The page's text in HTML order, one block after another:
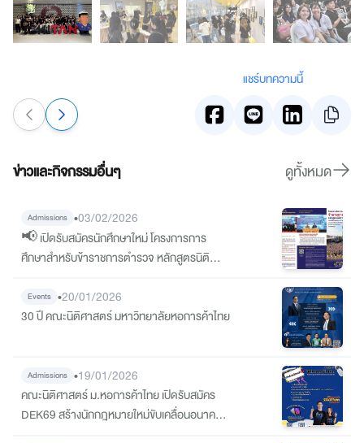
แชร์บทความนี้
ข่าวและกิจกรรมอื่นๆ ดูทั้งหมด
Admissions •03/02/2026
📢 เปิดรับสมัครนักศึกษาใหม่ โครงการการ
ศึกษาสำหรับข้าราชการตำรวจ หลักสูตรนิติ
ใต้บันทึกข้อตกลงความร่วมมือ (MOU) กับ
สำนักงานตำรวจแห่งชาติ (รุ่นที่ 7 พ.ศ. 2569)
Events •20/01/2026
30 ปี คณะนิติศาสตร์ มหาวิทยาลัยหอการค้าไทย
Admissions •19/01/2026
คณะนิติศาสตร์ ม.หอการค้าไทย เปิดรับสมัคร
DEK69 สร้างนักกฎหมายใหม่ขับเคลื่อนอนาคต